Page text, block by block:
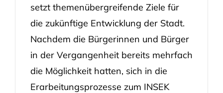
setzt themenübergreifende Ziele für
die zukünftige Entwicklung der Stadt.
Nachdem die Bürgerinnen und Bürger
in der Vergangenheit bereits mehrfach
die Möglichkeit hatten, sich in die
Erarbeitungsprozesse zum INSEK